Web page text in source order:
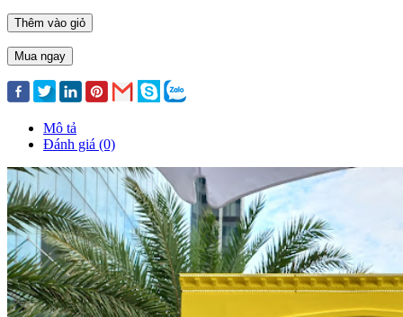
Thêm vào giỏ
Mua ngay
Mô tả
Đánh giá (0)